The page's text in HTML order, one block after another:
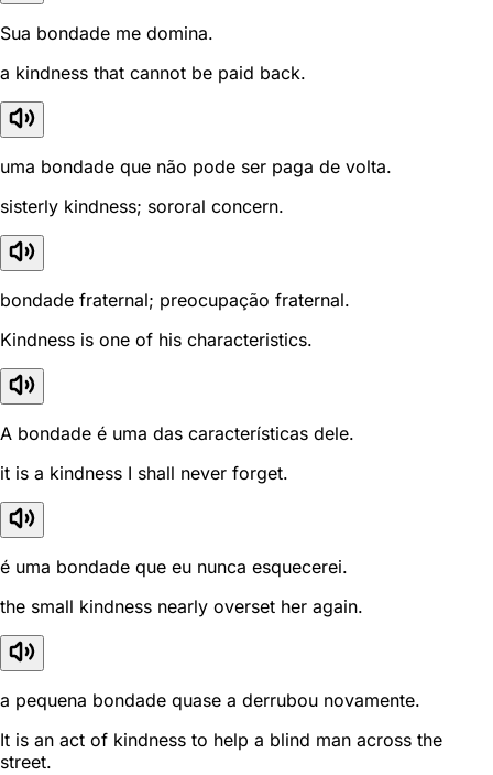
Sua bondade me domina.
a kindness that cannot be paid back.
uma bondade que não pode ser paga de volta.
sisterly kindness; sororal concern.
bondade fraternal; preocupação fraternal.
Kindness is one of his characteristics.
A bondade é uma das características dele.
it is a kindness I shall never forget.
é uma bondade que eu nunca esquecerei.
the small kindness nearly overset her again.
a pequena bondade quase a derrubou novamente.
It is an act of kindness to help a blind man across the
street.